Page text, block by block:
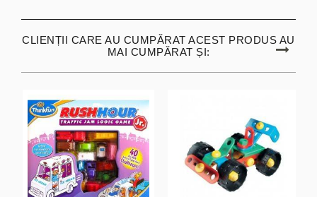
CLIENȚII CARE AU CUMPĂRAT ACEST PRODUS AU
MAI CUMPĂRAT ȘI: